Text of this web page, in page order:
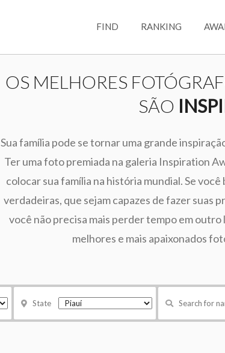
FIND RANKING
OS MELHORES
SÃO
Sua família pode se tornar uma grande
Ter uma foto premiada na galeria Inspiration
colocar sua família na história mundial. Se
verdadeiras, que sejam capazes de fazer suas
você não precisa mais perder tempo em
melhores e mais apaixonados
State Search for